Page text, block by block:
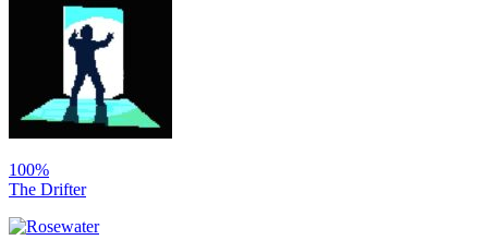
100%
The Drifter